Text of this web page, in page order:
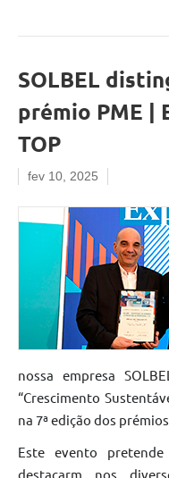
SOLBEL
prémio PME |
TOP
fev 10, 2025
nossa empresa
“Crescimento
na 7ª edição dos
Este evento
destacarm nos